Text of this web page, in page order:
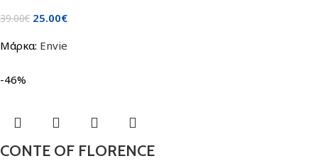
39.00€ 25.00€
Μάρκα: Envie
-46%
CONTE OF FLORENCE